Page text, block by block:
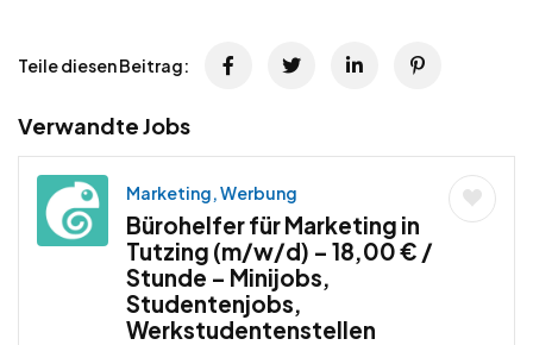
Teile diesen Beitrag:
Verwandte Jobs
Marketing, Werbung
Bürohelfer für Marketing in
Tutzing (m/w/d) – 18,00 € /
Stunde – Minijobs,
Studentenjobs,
Werkstudentenstellen